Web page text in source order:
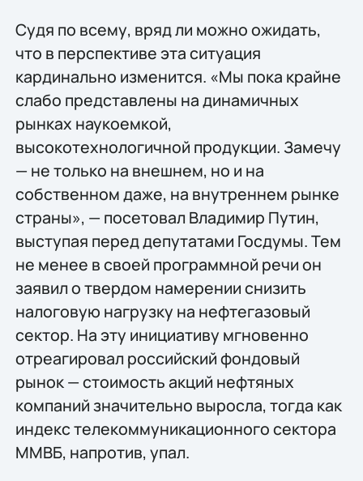
Судя по всему, вряд ли можно ожидать,
что в перспективе эта ситуация
кардинально изменится. «Мы пока крайне
слабо представлены на динамичных
рынках наукоемкой,
высокотехнологичной продукции. Замечу
— не только на внешнем, но и на
собственном даже, на внутреннем рынке
страны», — посетовал Владимир Путин,
выступая перед депутатами Госдумы. Тем
не менее в своей программной речи он
заявил о твердом намерении снизить
налоговую нагрузку на нефтегазовый
сектор. На эту инициативу мгновенно
отреагировал российский фондовый
рынок — стоимость акций нефтяных
компаний значительно выросла, тогда как
индекс телекоммуникационного сектора
ММВБ, напротив, упал.